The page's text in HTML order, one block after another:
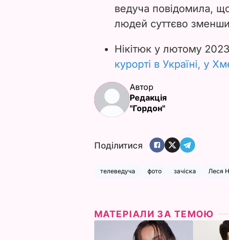
ведуча повідомила,
людей суттєво
Нікітюк у лютому
курорті в Україні, у
Автор
Редакція
"Гордон"
Поділитися
телеведуча фото зачіска Леся
МАТЕРІАЛИ ЗА ТЕМОЮ